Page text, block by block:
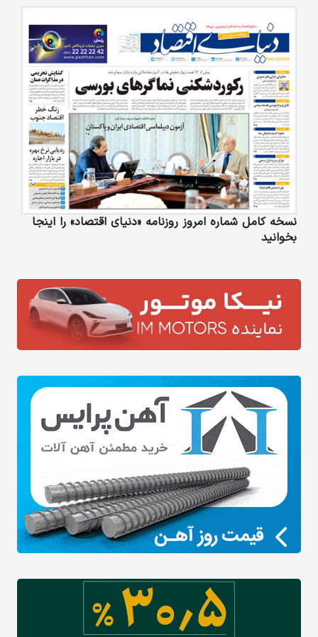
نسخه کامل شماره امروز روزنامه «دنیای‌ اقتصاد» را اینجا
بخوانید